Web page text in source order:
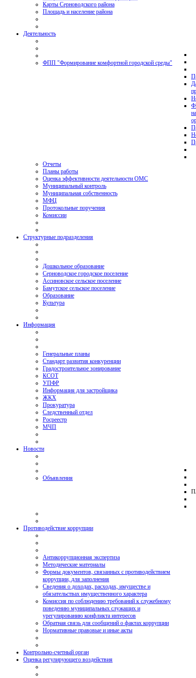
Карты Серноводского района
Площадь и население района
Деятельность
ФПП "Формирование комфортной городской среды"
Отчеты
Планы работы
Оценка эффективности деятельности ОМС
Муниципальный контроль
Муниципальная собственность
МФЦ
Протокольные поручения
Комиссии
Структурные подразделения
Дошкольное образование
Серноводское городское поселение
Ассиновское сельское поселение
Бамутское сельское поселение
Образование
Культура
Информация
Генеральные планы
Стандарт развития конкуренции
Градостроительное зонирование
КСОТ
УПФР
Информация для застройщика
ЖКХ
Прокуратура
Следственный отдел
Росреестр
МЧП
Новости
Объявления
Противодействие коррупции
Антикоррупционная экспертиза
Методические материалы
Формы документов, связанных с противодействием
коррупции, для заполнения
Сведения о доходах, расходах, имуществе и
обязательствах имущественного характера
Комиссия по соблюдению требований к служебному
поведению муниципальных служащих и
урегулированию конфликта интересов
Обратная связь для сообщений о фактах коррупции
Нормативные правовые и иные акты
Контрольно-счетный орган
Оценка регулирующего воздействия